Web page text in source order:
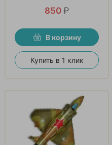
850 ₽
В корзину
Купить в 1 клик